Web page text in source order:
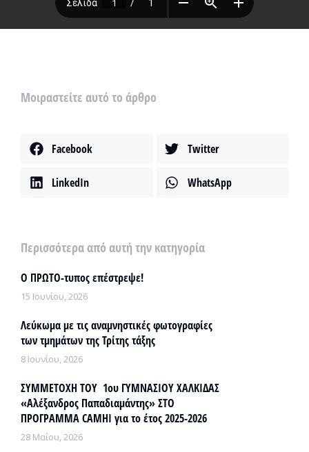
Μοιραστείτε αυτό το άρθρο
Facebook Twitter
LinkedIn WhatsApp
Περισσότερα από αυτή την κατηγορία
Ο ΠΡΩΤΟ-τυπος επέστρεψε!
15 Ιουνίου, 2026
Λεύκωμα με τις αναμνηστικές φωτογραφίες
των τμημάτων της Τρίτης τάξης
8 Ιουνίου, 2026
ΣΥΜΜΕΤΟΧΗ ΤΟΥ 1ου ΓΥΜΝΑΣΙΟΥ ΧΑΛΚΙΔΑΣ
«Αλέξανδρος Παπαδιαμάντης» ΣΤΟ
ΠΡΟΓΡΑΜΜΑ CAMHI για το έτος 2025-2026
28 Μαΐου, 2026